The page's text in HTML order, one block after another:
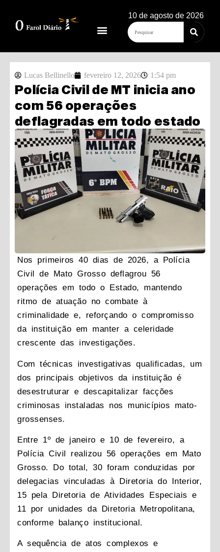
10 de agosto de 2026
Lucas Bellinello fevereiro 12, 2026 1:54 pm
Polícia Civil de MT inicia ano
com 56 operações
deflagradas em todo estado
Nos primeiros 40 dias de 2026, a Polícia
Civil de Mato Grosso deflagrou 56
operações em todo o Estado, mantendo
ritmo de atuação no combate à
criminalidade e, reforçando o compromisso
da instituição em manter a celeridade
crescente das investigações.
Com técnicas investigativas qualificadas, um
dos principais objetivos da instituição é
desestruturar e descapitalizar facções
criminosas instaladas nos municípios mato-
grossenses.
Entre 1º de janeiro e 10 de fevereiro, a
Polícia Civil realizou 56 operações em Mato
Grosso. Do total, 30 foram conduzidas por
delegacias vinculadas à Diretoria do Interior,
15 pela Diretoria de Atividades Especiais e
11 por unidades da Diretoria Metropolitana,
conforme balanço institucional.
A sequência de atos complexos e